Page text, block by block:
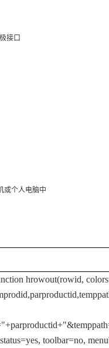
接口
个人电脑中
hrowout(rowid,
toolbar=no,